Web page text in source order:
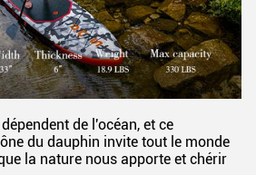
de l'océan, et ce
du dauphin invite tout le monde
la nature nous apporte et chérir